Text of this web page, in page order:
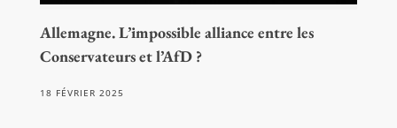
Allemagne. L’impossible alliance entre les
Conservateurs et l’AfD ?
18 FÉVRIER 2025